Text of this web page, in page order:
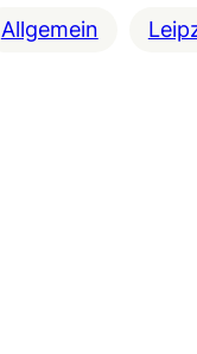
Allgemein